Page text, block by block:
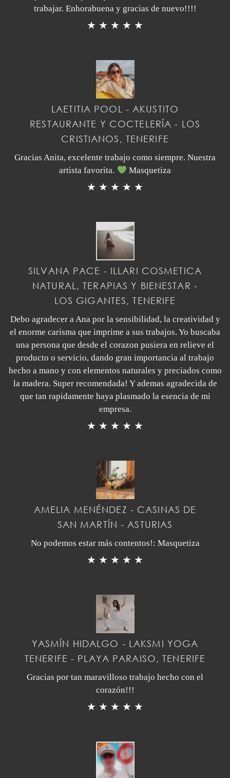
trabajar. Enhorabuena y gracias de nuevo!!!!
★ ★ ★ ★ ★
LAETITIA POOL - AKUSTITO
RESTAURANTE Y COCTELERÍA - LOS
CRISTIANOS, TENERIFE
Gracias Anita, excelente trabajo como siempre. Nuestra
artista favorita.
Masquetiza
★ ★ ★ ★ ★
SILVANA PACE - ILLARI COSMETICA
NATURAL, TERAPIAS Y BIENESTAR -
LOS GIGANTES, TENERIFE
Debo agradecer a Ana por la sensibilidad, la creatividad y
el enorme carisma que imprime a sus trabajos. Yo buscaba
una persona que desde el corazon pusiera en relieve el
producto o servicio, dando gran importancia al trabajo
hecho a mano y con elementos naturales y preciados como
la madera. Super recomendada! Y ademas agradecida de
que tan rapidamente haya plasmado la esencia de mi
empresa.
★ ★ ★ ★ ★
AMELIA MENÉNDEZ - CASINAS DE
SAN MARTÍN - ASTURIAS
No podemos estar más contentos!: Masquetiza
★ ★ ★ ★ ★
YASMÍN HIDALGO - LAKSMI YOGA
TENERIFE - PLAYA PARAISO, TENERIFE
Gracias por tan maravilloso trabajo hecho con el
corazón!!!
★ ★ ★ ★ ★